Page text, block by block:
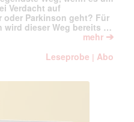
Verdacht auf
oder Parkinson geht? Für
wird dieser Weg bereits …
mehr ➔
Leseprobe |Abo